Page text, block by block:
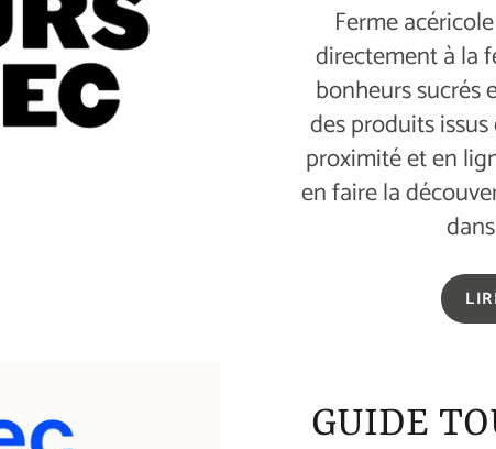
Ferme
directement à la
bonheurs sucrés
des produits
proximité et en
en faire la
GUIDE